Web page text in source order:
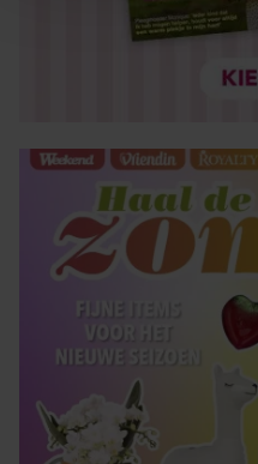
personaliseren, om
en om ons websiteverkeer
informatie over uw gebruik
informatie die u aan ze
verzameld op basis van
gaat akkoord met onze
gebruiken.